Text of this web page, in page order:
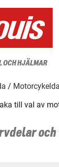
OCH HJÄLMAR
till val av